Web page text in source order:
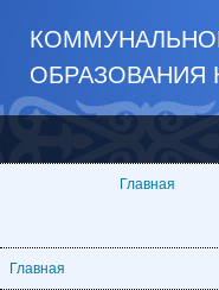
ОБРАЗОВАНИЯ
Главная
Главная